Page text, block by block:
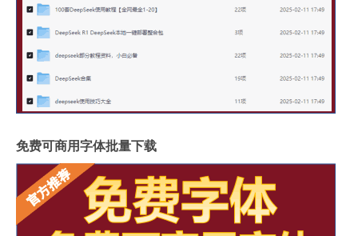
免费可商用字体批量下载